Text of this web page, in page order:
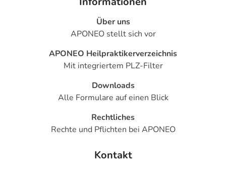
- Ungewöhnliche Träume
- Missempfindungen
- Erhöhte Muskelspannung
Muskelzuckungen (Myoklonus)
- Emotionsloser Zustand mit Interessenlosigkeit
Über uns
APONEO stellt sich vor
APONEO Heilpraktikerverzeichnis
Mit integriertem PLZ-Filter
Downloads
Alle Formulare auf einen Blick
Rechtliches
Rechte und Pflichten bei APONEO
Kontakt